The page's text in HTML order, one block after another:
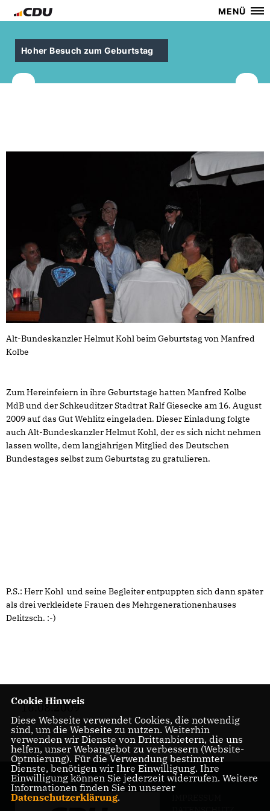
MENÜ
Hoher Besuch zum Geburtstag
Alt-Bundeskanzler Helmut Kohl beim Geburtstag von Manfred
Kolbe
Zum Hereinfeiern in ihre Geburtstage hatten Manfred Kolbe
MdB und der Schkeuditzer Stadtrat Ralf Giesecke am 16. August
2009 auf das Gut Wehlitz eingeladen. Dieser Einladung folgte
auch Alt-Bundeskanzler Helmut Kohl, der es sich nicht nehmen
lassen wollte, dem langjährigen Mitglied des Deutschen
Bundestages selbst zum Geburtstag zu gratulieren.
P.S.: Herr Kohl und seine Begleiter entpuppten sich dann später
als drei verkleidete Frauen des Mehrgenerationenhauses
Delitzsch. :-)
16.08.2009
Cookie Hinweis
Diese Webseite verwendet Cookies, die notwendig
sind, um die Webseite zu nutzen. Weiterhin
verwenden wir Dienste von Drittanbietern, die uns
helfen, unser Webangebot zu verbessern (Website-
Optmierung). Für die Verwendung bestimmter
Dienste, benötigen wir Ihre Einwilligung. Ihre
Einwilligung können Sie jederzeit widerrufen. Weitere
Informationen finden Sie in unserer
Datenschutzerklärung.